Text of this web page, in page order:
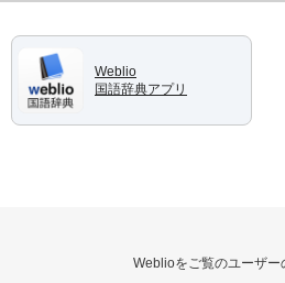
Weblio
国語辞典アプリ
Weblioをご覧のユーザー